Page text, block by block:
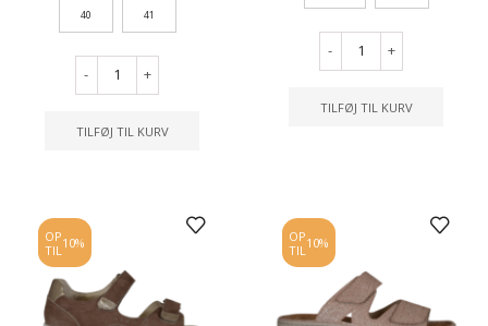
40 41
- +
TILFØJ TIL KURV
- +
TILFØJ TIL KURV
OP
TIL 10%
OP
TIL 10%